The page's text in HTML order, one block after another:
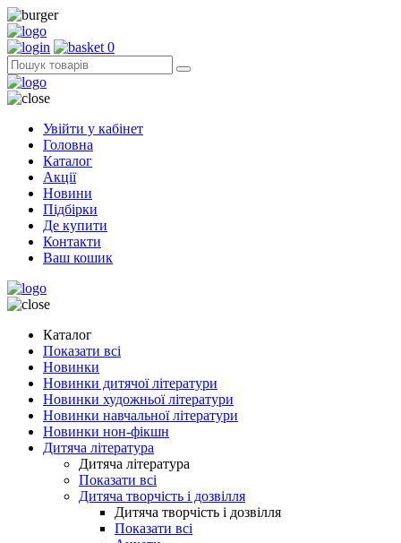
0
Увійти у кабінет
Головна
Каталог
Акції
Новини
Підбірки
Де купити
Контакти
Ваш кошик
Каталог
Показати всі
Новинки
Новинки дитячої літератури
Новинки художньої літератури
Новинки навчальної літератури
Новинки нон-фікшн
Дитяча література
Дитяча література
Показати всі
Дитяча творчість і дозвілля
Дитяча творчість і дозвілля
Показати всі